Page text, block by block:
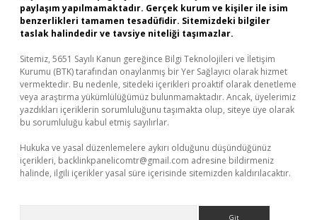
paylaşım yapılmamaktadır. Gerçek kurum ve kişiler ile isim
benzerlikleri tamamen tesadüfidir. Sitemizdeki bilgiler
taslak halindedir ve tavsiye niteliği taşımazlar.
Sitemiz, 5651 Sayılı Kanun gereğince Bilgi Teknolojileri ve İletişim
Kurumu (BTK) tarafından onaylanmış bir Yer Sağlayıcı olarak hizmet
vermektedir. Bu nedenle, sitedeki içerikleri proaktif olarak denetleme
veya araştırma yükümlülüğümüz bulunmamaktadır. Ancak, üyelerimiz
yazdıkları içeriklerin sorumluluğunu taşımakta olup, siteye üye olarak
bu sorumluluğu kabul etmiş sayılırlar.
Hukuka ve yasal düzenlemelere aykırı olduğunu düşündüğünüz
içerikleri, backlinkpanelicomtr@gmail.com adresine bildirmeniz
halinde, ilgili içerikler yasal süre içerisinde sitemizden kaldırılacaktır.